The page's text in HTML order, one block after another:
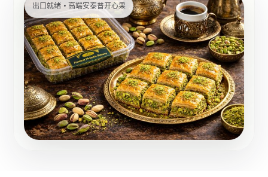
出口就绪 • 高端安泰普开心果